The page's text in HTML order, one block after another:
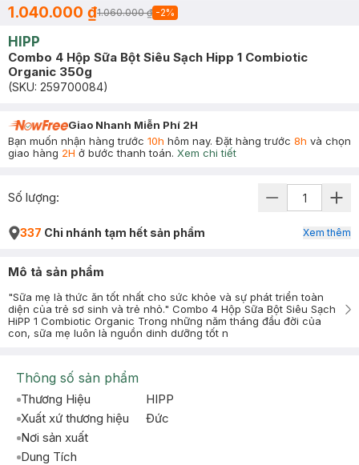
1.040.000 ₫1.060.000 ₫ -2%
HIPP
Combo 4 Hộp Sữa Bột Siêu Sạch Hipp 1 Combiotic
Organic 350g
(SKU: 259700084)
Giao Nhanh Miễn Phí 2H
Bạn muốn nhận hàng trước 10h hôm nay. Đặt hàng trước 8h và chọn
giao hàng 2H ở bước thanh toán. Xem chi tiết
Số lượng:
337 Chi nhánh tạm hết sản phẩm Xem thêm
Mô tả sản phẩm
"Sữa mẹ là thức ăn tốt nhất cho sức khỏe và sự phát triển toàn
diện của trẻ sơ sinh và trẻ nhỏ." Combo 4 Hộp Sữa Bột Siêu Sạch
HiPP 1 Combiotic Organic Trong những năm tháng đầu đời của
con, sữa mẹ luôn là nguồn dinh dưỡng tốt n
Thông số sản phẩm
Thương Hiệu
HIPP
Xuất xứ thương hiệu
Ðức
Nơi sản xuất
Dung Tích